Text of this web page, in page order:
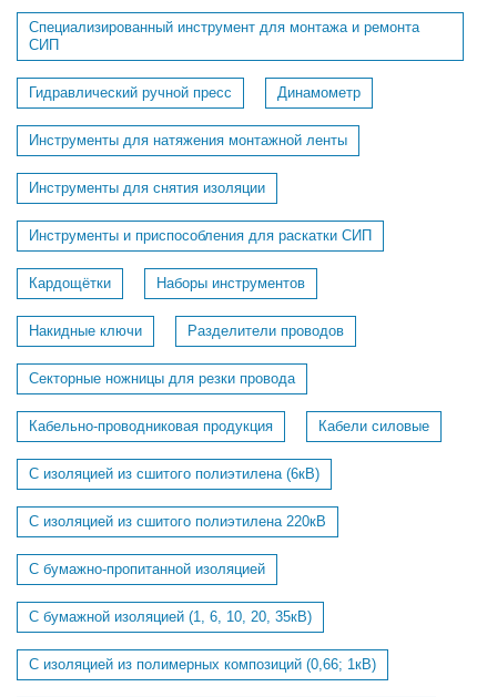
Специализированный инструмент для монтажа и ремонта
СИП
Гидравлический ручной пресс Динамометр
Инструменты для натяжения монтажной ленты
Инструменты для снятия изоляции
Инструменты и приспособления для раскатки СИП
Кардощётки Наборы инструментов
Накидные ключи Разделители проводов
Секторные ножницы для резки провода
Кабельно-проводниковая продукция Кабели силовые
С изоляцией из сшитого полиэтилена (6кВ)
С изоляцией из сшитого полиэтилена 220кВ
С бумажно-пропитанной изоляцией
С бумажной изоляцией (1, 6, 10, 20, 35кВ)
С изоляцией из полимерных композиций (0,66; 1кВ)